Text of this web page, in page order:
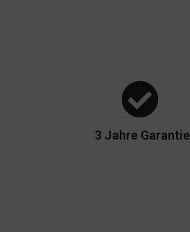
3 Jahre Garantie